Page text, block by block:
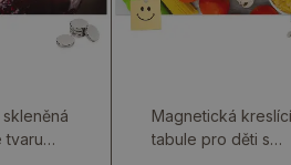
tvaru
Magnetická kreslící
tabule pro děti s